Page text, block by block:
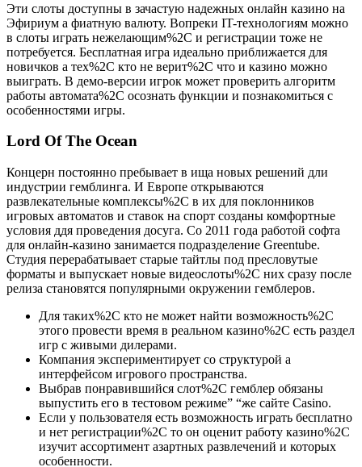
Эти слоты доступны в зачастую надежных онлайн казино на
Эфириум а фиатную валюту. Вопреки IT-технологиям можно
в слоты играть нежелающим%2C и регистрации тоже не
потребуется. Бесплатная игра идеально приближается для
новичков а тех%2C кто не верит%2C что и казино можно
выиграть. В демо-версии игрок может проверить алгоритм
работы автомата%2C осознать функции и познакомиться с
особенностями игры.
Lord Of The Ocean
Концерн постоянно пребывает в ища новых решений дли
индустрии гемблинга. И Европе открываются
развлекательные комплексы%2C в их для поклонников
игровых автоматов и ставок на спорт созданы комфортные
условия ддя проведения досуга. Со 2011 года работой софта
для онлайн-казино занимается подразделение Greentube.
Студия перерабатывает старые тайтлы под пресловутые
форматы и выпускает новые видеослоты%2C них сразу после
релиза становятся популярными окружении гемблеров.
Для таких%2C кто не может найти возможность%2C
этого провести время в реальном казино%2C есть раздел
игр с живыми дилерами.
Компания экспериментирует со структурой а
интерфейсом игрового пространства.
Выбрав понравившийся слот%2C гемблер обязаны
выпустить его в тестовом режиме” “же сайте Casino.
Если у пользователя есть возможность играть бесплатно
и нет регистрации%2C то он оценит работу казино%2C
изучит ассортимент азартных развлечений и которых
особенности.